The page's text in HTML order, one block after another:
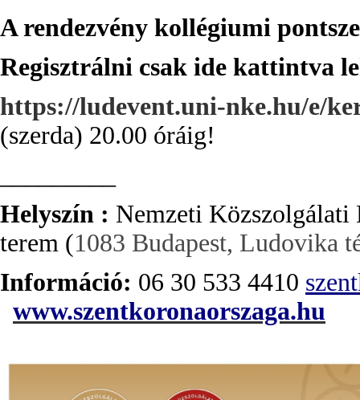
A rendezvény kollégiumi
Regisztrálni csak ide kattintva
https://ludevent.uni-nke.hu/e/
(szerda) 20.00 óráig!
Helyszín : Nemzeti
terem (1083 Budapest, Ludovika
Információ: 06 30 533 4410
www.szentkoronaorszaga.hu